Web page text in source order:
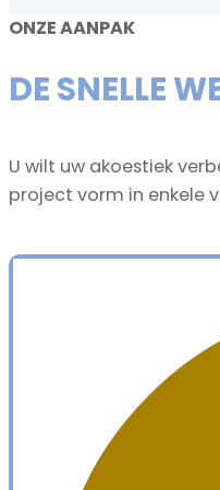
DE SNELLE
U wilt uw akoestiek
project vorm in enkele
ONZE AANPAK